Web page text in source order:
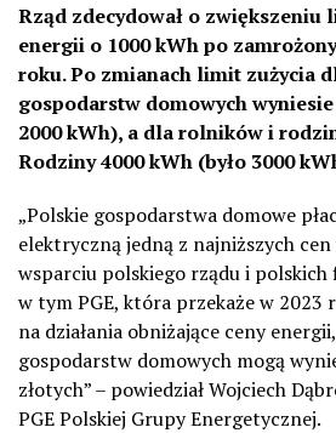
Rząd zdecydował o zwiększeniu
energii o 1000 kWh po
roku. Po zmianach limit zużycia
gospodarstw domowych wyniesie
2000 kWh), a dla rolników i
Rodziny 4000 kWh (było 3000
„Polskie gospodarstwa domowe
elektryczną jedną z najniższych
wsparciu polskiego rządu i
w tym PGE, która przekaże w 2023
na działania obniżające ceny
gospodarstw domowych mogą
złotych” – powiedział Wojciech
PGE Polskiej Grupy Energetycznej.